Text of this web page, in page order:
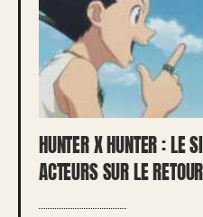
HUNTER X HUNTER : LE
ACTEURS SUR LE